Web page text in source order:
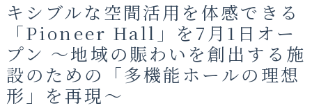
キシブルな空間活用を体感できる
「Pioneer Hall」を7月1日オー
プン 〜地域の賑わいを創出する施
設のための「多機能ホールの理想
形」を再現〜